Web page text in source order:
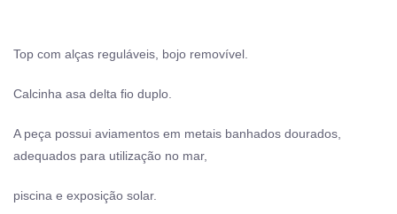
Top com alças reguláveis, bojo removível.
Calcinha asa delta fio duplo.
A peça possui aviamentos em metais banhados dourados,
adequados para utilização no mar,
piscina e exposição solar.